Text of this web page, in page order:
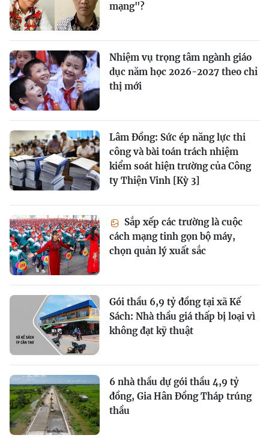
mạng"?
Nhiệm vụ trọng tâm ngành giáo
dục năm học 2026-2027 theo chỉ
thị mới
Lâm Đồng: Sức ép năng lực thi
công và bài toán trách nhiệm
kiểm soát hiện trường của Công
ty Thiện Vinh [Kỳ 3]
Sắp xếp các trường là cuộc
cách mạng tinh gọn bộ máy,
chọn quản lý xuất sắc
Gói thầu 6,9 tỷ đồng tại xã Kế
Sách: Nhà thầu giá thấp bị loại vì
không đạt kỹ thuật
6 nhà thầu dự gói thầu 4,9 tỷ
đồng, Gia Hân Đồng Tháp trúng
thầu